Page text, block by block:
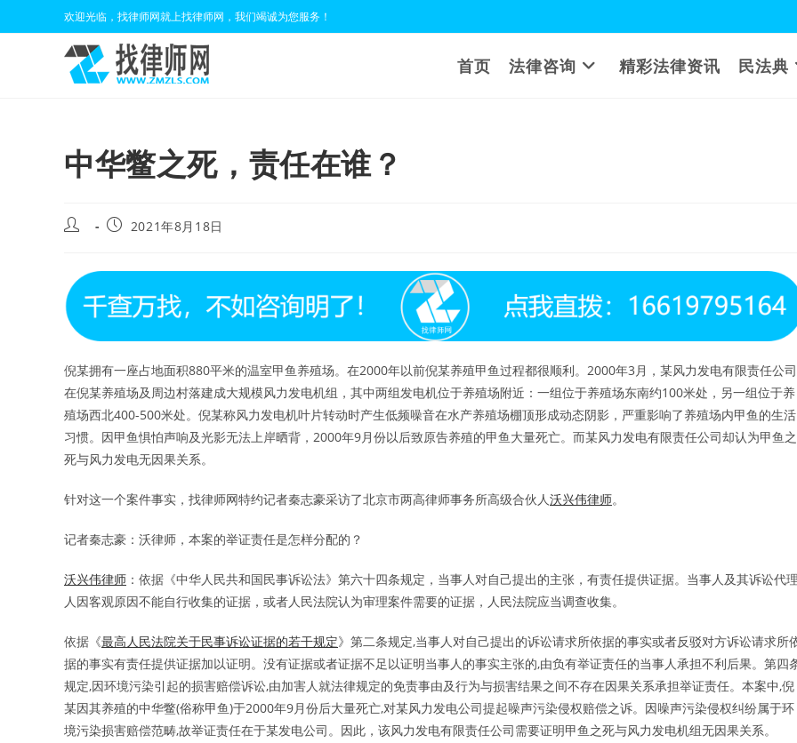
to
欢迎光临，找律师网就上找律师网，我们竭诚为您服务！
首页 法律咨询 精彩法律资讯 民法典
中华鳖之死，责任在谁？
Post
Post2021年8月18日
倪某拥有一座占地面积880平米的温室甲鱼养殖场。在2000年以前倪某养殖甲鱼过程都很顺利。2000年3月，某风力发电有限责任公司
在倪某养殖场及周边村落建成大规模风力发电机组，其中两组发电机位于养殖场附近：一组位于养殖场东南约100米处，另一组位于养
殖场西北400-500米处。倪某称风力发电机叶片转动时产生低频噪音在水产养殖场棚顶形成动态阴影，严重影响了养殖场内甲鱼的生活
习惯。因甲鱼惧怕声响及光影无法上岸晒背，2000年9月份以后致原告养殖的甲鱼大量死亡。而某风力发电有限责任公司却认为甲鱼之
死与风力发电无因果关系。
针对这一个案件事实，找律师网特约记者秦志豪采访了北京市两高律师事务所高级合伙人沃兴伟律师。
记者秦志豪：沃律师，本案的举证责任是怎样分配的？
沃兴伟律师 ：依据《中华人民共和国民事诉讼法》第六十四条规定，当事人对自己提出的主张，有责任提供证据。当事人及其诉讼代理
人因客观原因不能自行收集的证据，或者人民法院认为审理案件需要的证据，人民法院应当调查收集。
依据《最高人民法院关于民事诉讼证据的若干规定》第二条规定,当事人对自己提出的诉讼请求所依据的事实或者反驳对方诉讼请求所
据的事实有责任提供证据加以证明。没有证据或者证据不足以证明当事人的事实主张的,由负有举证责任的当事人承担不利后果。第四
规定,因环境污染引起的损害赔偿诉讼,由加害人就法律规定的免责事由及行为与损害结果之间不存在因果关系承担举证责任。本案中,倪
某因其养殖的中华鳖(俗称甲鱼)于2000年9月份后大量死亡,对某风力发电公司提起噪声污染侵权赔偿之诉。因噪声污染侵权纠纷属于环
境污染损害赔偿范畴,故举证责任在于某发电公司。因此，该风力发电有限责任公司需要证明甲鱼之死与风力发电机组无因果关系。